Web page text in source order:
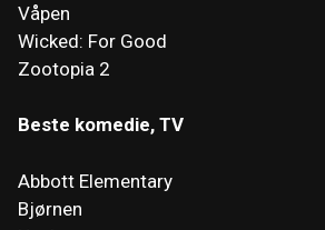
Våpen
Wicked: For Good
Zootopia 2
Beste komedie, TV
Abbott Elementary
Bjørnen